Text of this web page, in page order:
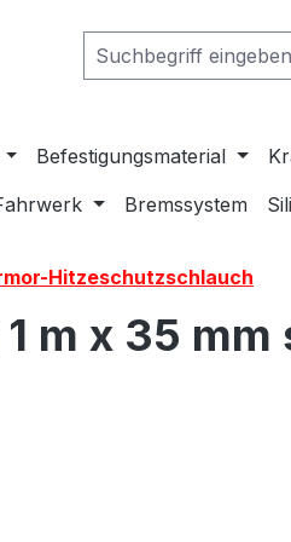
Befestigungsmaterial
Bremssystem
Hitzeschutzschlauch
m x 35